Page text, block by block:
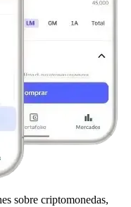
sobre criptomonedas,